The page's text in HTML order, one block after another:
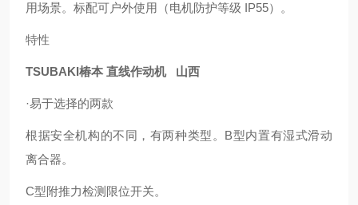
用场景。标配可户外使用（电机防护等级 IP55）。
特性
TSUBAKI椿本 直线作动机 山西
·易于选择的两款
根据安全机构的不同，有两种类型。B型内置有湿式滑动
离合器。
C型附推力检测限位开关。